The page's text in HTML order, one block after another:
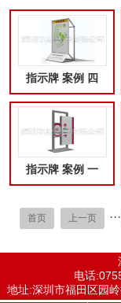
指示牌 案例 四
指示牌 案例 一
首页 上一页 ···
电话
地址:深圳市福田区园